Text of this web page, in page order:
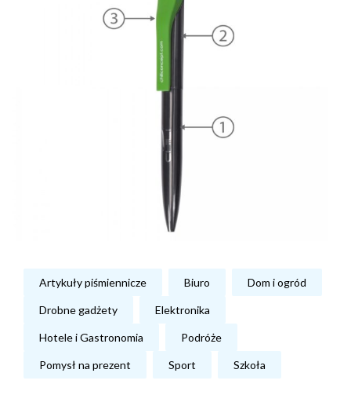
Artykuły piśmiennicze Biuro Dom i ogród
Drobne gadżety Elektronika
Hotele i Gastronomia Podróże
Pomysł na prezent Sport Szkoła